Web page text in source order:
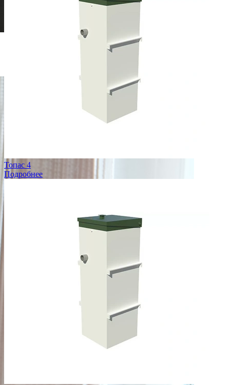
Менеджер Федор
подберет нужную станцию именно для Вашего дома
Топас 4
Подробнее